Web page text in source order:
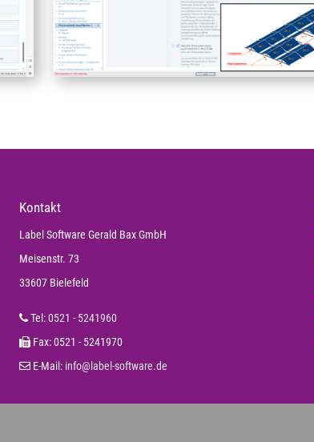
Kontakt
Label Software Gerald Bax GmbH
Meisenstr. 73
33607 Bielefeld
Tel:0521 - 5241960
Fax: 0521 - 5241970
E-Mail: info@label-software.de